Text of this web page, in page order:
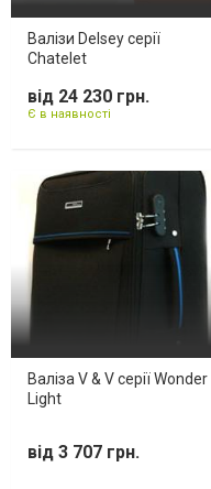
Валізи Delsey серії
Chatelet
від 24 230 грн.
Є в наявності
Валіза V & V серії Wonder
Light
від 3 707 грн.